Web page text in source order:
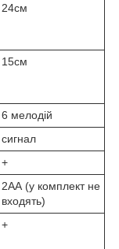
24см
15см
6 мелодій
сигнал
+
2АА (у комплект не
входять)
+